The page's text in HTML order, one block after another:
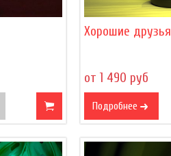
Хорошие друзья
от 1 490 руб
Подробнее